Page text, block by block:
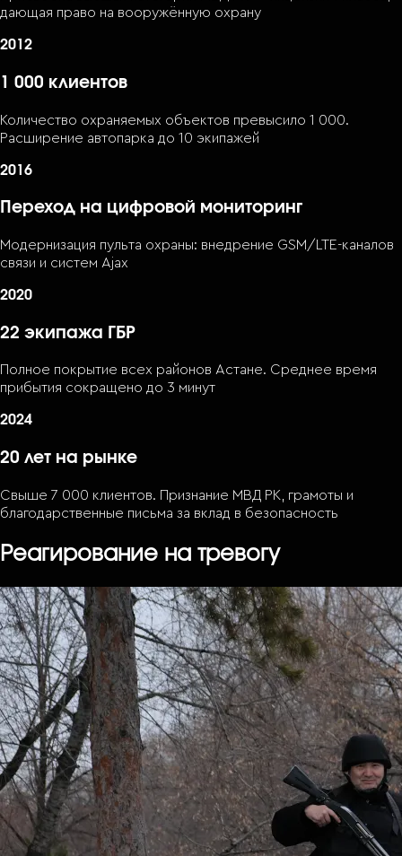
дающая право на вооружённую охрану
2012
1 000 клиентов
Количество охраняемых объектов превысило 1 000.
Расширение автопарка до 10 экипажей
2016
Переход на цифровой мониторинг
Модернизация пульта охраны: внедрение GSM/LTE-каналов
связи и систем Ajax
2020
22 экипажа ГБР
Полное покрытие всех районов Астане. Среднее время
прибытия сокращено до 3 минут
2024
20 лет на рынке
Свыше 7 000 клиентов. Признание МВД РК, грамоты и
благодарственные письма за вклад в безопасность
Реагирование на тревогу